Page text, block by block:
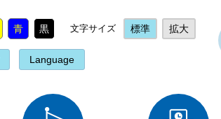
青 黒 文字サイズ 標準 拡大
Language